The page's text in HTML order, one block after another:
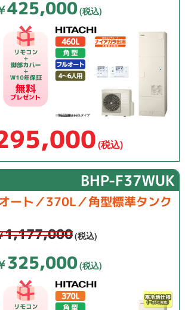
425,000(税込)
(税込)
BHP-F37WUK
ート／370L／角型標準タンク
1,177,000(税込)
325,000(税込)